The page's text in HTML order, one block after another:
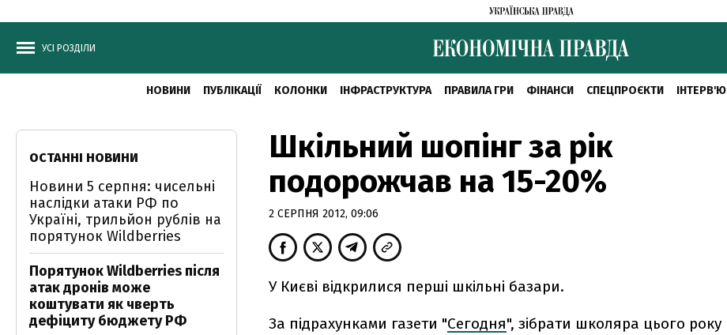
УСІ РОЗДІЛИ
НОВИНИ ПУБЛІКАЦІЇ КОЛОНКИ ІНФРАСТРУКТУРА ПРАВИЛА ГРИ ФІНАНСИ СПЕЦПРОЄКТИ ІНТЕРВ'Ю
Шкільний шопінг за рік
подорожчав на 15-20%
2 СЕРПНЯ 2012, 09:06
У Києві відкрилися перші шкільні базари.
За підрахунками газети "Сегодня", зібрати школяра цього року
ОСТАННІ НОВИНИ
Новини 5 серпня: чисельні
наслідки атаки РФ по
Україні, трильйон рублів на
порятунок Wildberries
Порятунок Wildberries після
атак дронів може
коштувати як чверть
дефіциту бюджету РФ